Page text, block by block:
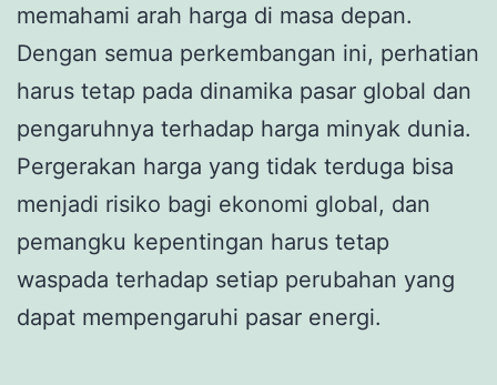
memahami arah harga di masa depan.
Dengan semua perkembangan ini, perhatian
harus tetap pada dinamika pasar global dan
pengaruhnya terhadap harga minyak dunia.
Pergerakan harga yang tidak terduga bisa
menjadi risiko bagi ekonomi global, dan
pemangku kepentingan harus tetap
waspada terhadap setiap perubahan yang
dapat mempengaruhi pasar energi.